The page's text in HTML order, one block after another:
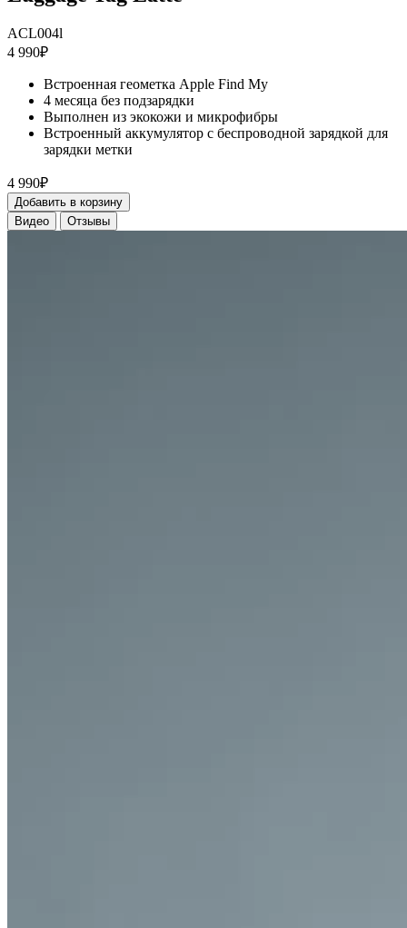
ACL004l
4 990₽
Встроенная геометка Apple Find My
4 месяца без подзарядки
Выполнен из экокожи и микрофибры
Встроенный аккумулятор с беспроводной зарядкой для
зарядки метки
4 990₽
Добавить в корзину
Видео
Отзывы